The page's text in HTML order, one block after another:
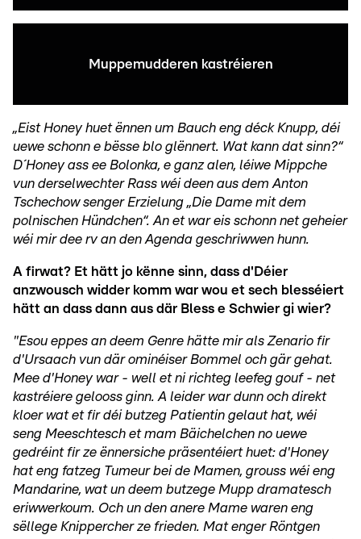
Muppemudderen kastréieren
„Eist Honey huet ënnen um Bauch eng déck Knupp, déi
uewe schonn e bësse blo glënnert. Wat kann dat sinn?“
D´Honey ass ee Bolonka, e ganz alen, léiwe Mippche
vun derselwechter Rass wéi deen aus dem Anton
Tschechow senger Erzielung „Die Dame mit dem
polnischen Hündchen“. An et war eis schonn net geheier
wéi mir dee rv an den Agenda geschriwwen hunn.
A firwat? Et hätt jo kënne sinn, dass d'Déier
anzwousch widder komm war wou et sech blesséiert
hätt an dass dann aus där Bless e Schwier gi wier?
"Esou eppes an deem Genre hätte mir als Zenario fir
d'Ursaach vun där ominéiser Bommel och gär gehat.
Mee d'Honey war - well et ni richteg leefeg gouf - net
kastréiere gelooss ginn. A leider war dunn och direkt
kloer wat et fir déi butzeg Patientin gelaut hat, wéi
seng Meeschtesch et mam Bäichelchen no uewe
gedréint fir ze ënnersiche präsentéiert huet: d'Honey
hat eng fatzeg Tumeur bei de Mamen, grouss wéi eng
Mandarine, wat un deem butzege Mupp dramatesch
eriwwerkoum. Och un den anere Mame waren eng
sëllege Knippercher ze frieden. Mat enger Röntgen